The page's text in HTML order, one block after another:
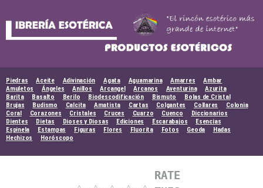
Piedras Aceite Adivinación Agata Aguamarina Amarres
Ambar
Amuletos
Ángeles Anillos Arcangel Arcanos Aventurina
Azurita
Barita
Basalto Berilo Biodescodificación Bismuto
Bolas de Cristal
Brujas
Budismo Calcita Amatista Cartas Colgantes Collares
Colonia
Coral
Corazones Cristales Cruces Cuarzo Cuenco
Diccionarios
Dientes
Dietas Dioses y Diosas Ediciones Escarabajos
Esencias
Espinela
Estampas Figuras Flores Fluorita Fotos Geoda
Hadas
Hechizos
Horóscopo
RATE